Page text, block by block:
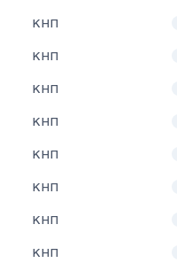
КНП
КНП
КНП
КНП
КНП
КНП
КНП
КНП